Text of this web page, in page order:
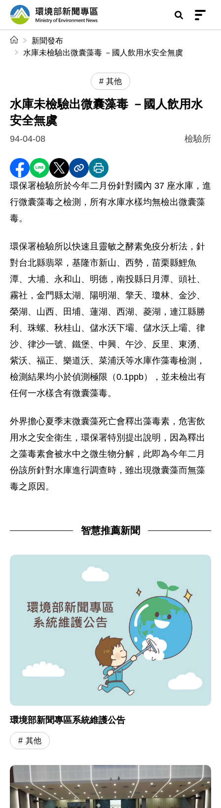
前往中央內容區塊
環境部新聞專區
新聞發布
水庫未檢驗出微囊藻毒 －國人飲用水安全無虞
其他
水庫未檢驗出微囊藻毒 －國人飲用水
安全無虞
94-04-08 檢驗所
分享至 Facebook
分享到 LINE
分享到 X分享內容連結
列印本頁
環保署檢驗所於今年二月份針對國內 37 座水庫，進
行微囊藻毒之檢測，所有水庫水樣均無檢出微囊藻
毒。
環保署檢驗所以快速且靈敏之酵素免疫分析法，針
對台北縣翡翠，基隆市新山、西勢，苗栗縣鯉魚
潭、大埔、永和山、明德，南投縣日月潭、頭社、
霧社，金門縣太湖、陽明湖、擎天、瓊林、金沙、
榮湖、山西、田埔、蓮湖、西湖、菱湖，連江縣勝
利、珠螺、秋桂山、儲水沃下壩、儲水沃上壩、律
沙、律沙一號、鐵堡、中興、午沙、反里、東湧、
紫沃、福正、樂道沃、菜浦沃等水庫作藻毒檢測，
檢測結果均小於偵測極限（0.1ppb），並未檢出有
任何一水樣含有微囊藻毒。
外界擔心夏季末微囊藻死亡會釋出藻毒素，危害飲
用水之安全衛生，環保署特別提出說明，因為釋出
之藻毒素會被水中之微生物分解，此即為今年二月
份該所針對水庫進行調查時，雖出現微囊藻而無藻
毒之原因。
智慧推薦新聞
環境部新聞專區系統維護公告
其他